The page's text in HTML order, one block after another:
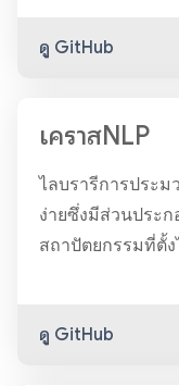
ดู GitHub
เคราสNLP
ไลบรารีการประ
ง่ายซึ่งมีส่วนประ
สถาปัตยกรรมที่ตั้
ดู GitHub